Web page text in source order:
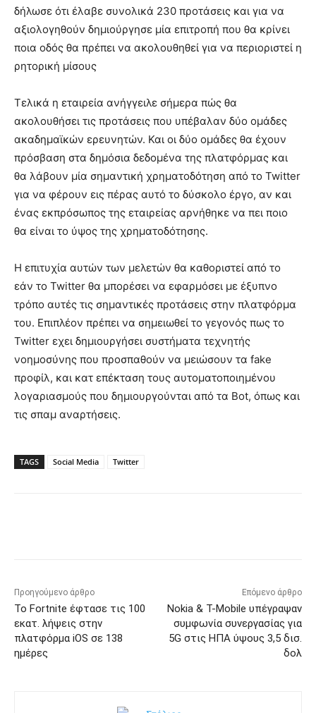
δήλωσε ότι έλαβε συνολικά 230 προτάσεις και για να
αξιολογηθούν δημιούργησε μία επιτροπή που θα κρίνει
ποια οδός θα πρέπει να ακολουθηθεί για να περιοριστεί η
ρητορική μίσους
Τελικά η εταιρεία ανήγγειλε σήμερα πώς θα
ακολουθήσει τις προτάσεις που υπέβαλαν δύο ομάδες
ακαδημαϊκών ερευνητών. Και οι δύο ομάδες θα έχουν
πρόσβαση στα δημόσια δεδομένα της πλατφόρμας και
θα λάβουν μία σημαντική χρηματοδότηση από το Twitter
για να φέρουν εις πέρας αυτό το δύσκολο έργο, αν και
ένας εκπρόσωπος της εταιρείας αρνήθηκε να πει ποιο
θα είναι το ύψος της χρηματοδότησης.
Η επιτυχία αυτών των μελετών θα καθοριστεί από το
εάν το Twitter θα μπορέσει να εφαρμόσει με έξυπνο
τρόπο αυτές τις σημαντικές προτάσεις στην πλατφόρμα
του. Επιπλέον πρέπει να σημειωθεί το γεγονός πως το
Twitter εχει δημιουργήσει συστήματα τεχνητής
νοημοσύνης που προσπαθούν να μειώσουν τα fake
προφίλ, και κατ επέκταση τους αυτοματοποιημένου
λογαριασμούς που δημιουργούνται από τα Bot, όπως και
τις σπαμ αναρτήσεις.
TAGS Social Media Twitter
Προηγούμενο άρθρο
Το Fortnite έφτασε τις 100
εκατ. λήψεις στην
πλατφόρμα iOS σε 138
ημέρες
Επόμενο άρθρο
Nokia & T-Mobile υπέγραψαν
συμφωνία συνεργασίας για
5G στις ΗΠΑ ύψους 3,5 δισ.
δολ